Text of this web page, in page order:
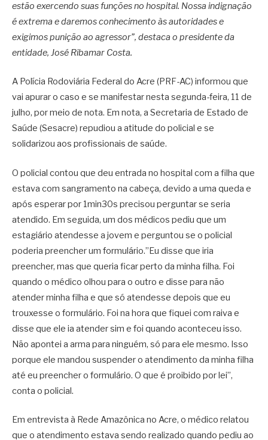
estão exercendo suas funções no hospital. Nossa indignação
é extrema e daremos conhecimento às autoridades e
exigimos punição ao agressor”, destaca o presidente da
entidade, José Ribamar Costa.
A Polícia Rodoviária Federal do Acre (PRF-AC) informou que
vai apurar o caso e se manifestar nesta segunda-feira, 11 de
julho, por meio de nota. Em nota, a Secretaria de Estado de
Saúde (Sesacre) repudiou a atitude do policial e se
solidarizou aos profissionais de saúde.
O policial contou que deu entrada no hospital com a filha que
estava com sangramento na cabeça, devido a uma queda e
após esperar por 1min30s precisou perguntar se seria
atendido. Em seguida, um dos médicos pediu que um
estagiário atendesse a jovem e perguntou se o policial
poderia preencher um formulário.”Eu disse que iria
preencher, mas que queria ficar perto da minha filha. Foi
quando o médico olhou para o outro e disse para não
atender minha filha e que só atendesse depois que eu
trouxesse o formulário. Foi na hora que fiquei com raiva e
disse que ele ia atender sim e foi quando aconteceu isso.
Não apontei a arma para ninguém, só para ele mesmo. Isso
porque ele mandou suspender o atendimento da minha filha
até eu preencher o formulário. O que é proibido por lei”,
conta o policial.
Em entrevista à Rede Amazônica no Acre, o médico relatou
que o atendimento estava sendo realizado quando pediu ao